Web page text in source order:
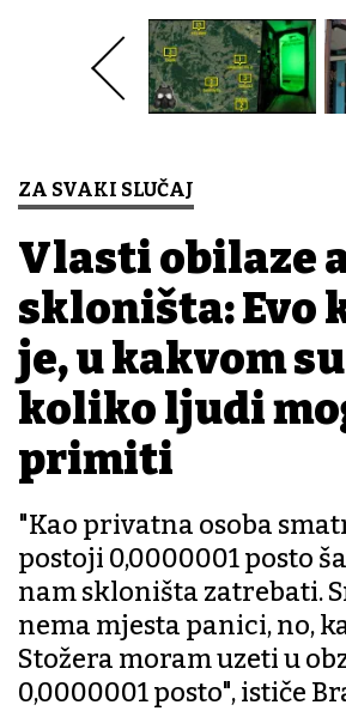
ZA SVAKI SLUČAJ
Vlasti obilaze
skloništa: Evo
je, u kakvom
koliko ljudi
primiti
"Kao privatna osoba
postoji 0,0000001 posto
nam skloništa zatrebati.
nema mjesta panici, no,
Stožera moram uzeti u
0,0000001 posto", ističe